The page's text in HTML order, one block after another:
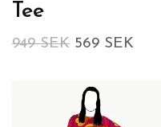
Tee
949 SEK 569 SEK